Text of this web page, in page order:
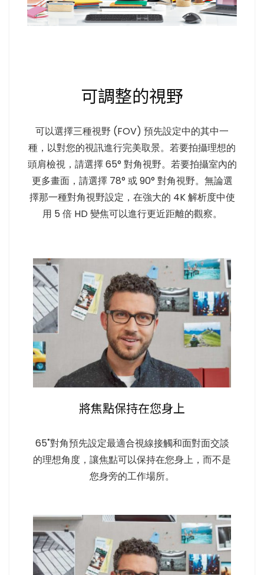
可調整的視野
可以選擇三種視野 (FOV) 預先設定中的其中一
種，以對您的視訊進行完美取景。若要拍攝理想的
頭肩檢視，請選擇 65° 對角視野。若要拍攝室內的
更多畫面，請選擇 78° 或 90° 對角視野。無論選
擇那一種對角視野設定，在強大的 4K 解析度中使
用 5 倍 HD 變焦可以進行更近距離的觀察。
將焦點保持在您身上
65˚對角預先設定最適合視線接觸和面對面交談
的理想角度，讓焦點可以保持在您身上，而不是
您身旁的工作場所。